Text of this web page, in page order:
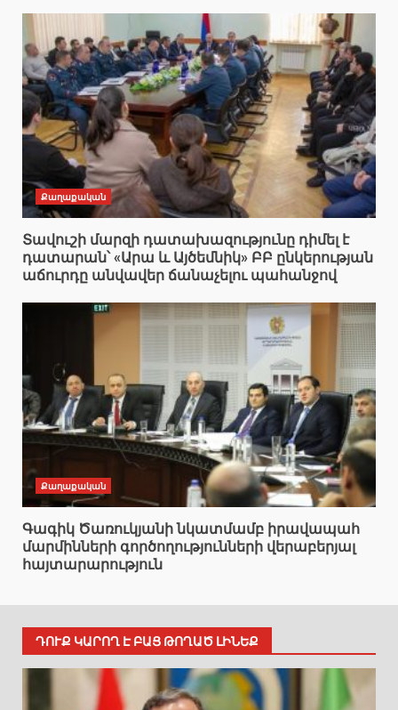
Քաղաքական
Տավուշի մարզի դատախազությունը դիմել է
դատարան՝ «Արա և Այծեմնիկ» ԲԲ ընկերության
աճուրդը անվավեր ճանաչելու պահանջով
Քաղաքական
Գագիկ Ծառուկյանի նկատմամբ իրավապահ
մարմինների գործողությունների վերաբերյալ
հայտարարություն
ԴՈՒՔ ԿԱՐՈՂ Է ԲԱՑ ԹՈՂԱԾ ԼԻՆԵՔ